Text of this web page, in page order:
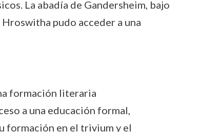
La abadía de Gandersheim, bajo
pudo acceder a una
formación literaria
a una educación formal,
formación en el trivium y el